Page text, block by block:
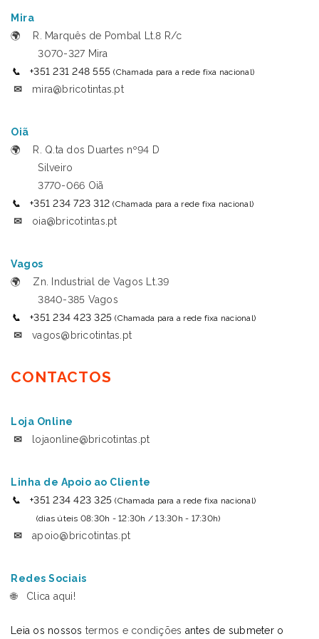
Mira
🌍
R. Marquês de Pombal Lt.8 R/c
3070-327 Mira
📞 +351 231 248 555(Chamada para a rede fixa nacional)
✉ mira@bricotintas.pt
Oiã
🌍
R. Q.ta dos Duartes nº94 D
Silveiro
3770-066 Oiã
📞 +351 234 723 312(Chamada para a rede fixa nacional)
✉ oia@bricotintas.pt
Vagos
🌍
Zn. Industrial de Vagos Lt.39
3840-385 Vagos
📞 +351 234 423 325(Chamada para a rede fixa nacional)
✉ vagos@bricotintas.pt
CONTACTOS
Loja Online
✉
lojaonline@bricotintas.pt
Linha de Apoio ao Cliente
📞 +351 234 423 325(Chamada para a rede fixa nacional)
(dias úteis 08:30h - 12:30h / 13:30h - 17:30h)
✉ apoio@bricotintas.pt
Redes Sociais
🌐
Clica aqui!
Leia os nossos termos e condições antes de submeter o